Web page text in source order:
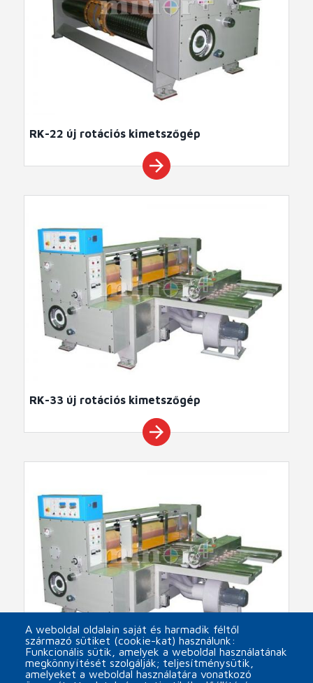
RK-22 új rotációs kimetszőgép
arrow_forward
RK-33 új rotációs kimetszőgép
arrow_forward
RK-33_EU új rotációs kimetszőgép
A weboldal oldalain saját és harmadik féltől
származó sütiket (cookie-kat) használunk:
Funkcionális sütik, amelyek a weboldal használatának
megkönnyítését szolgálják; teljesítménysütik,
amelyeket a weboldal használatára vonatkozó